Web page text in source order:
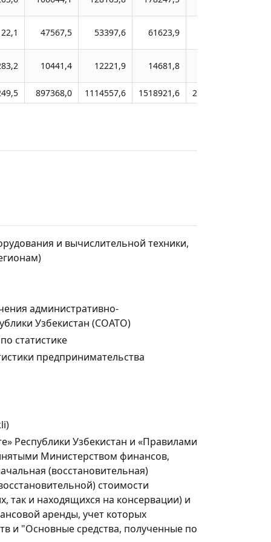
47567,5 53397,6 61623,9
10441,4 12221,9 14681,8
897368,0 1114557,6 1518921,6 2243819,6
и вычислительной техники,
административно-
Узбекистан (СОАТО)
статистике
предпринимательства
Республики Узбекистан и «Правилами
Министерством финансов,
(восстановительная)
стоимости
так и находящихся на консервации) и
аренды, учет которых
и "Основные средства, полученные по